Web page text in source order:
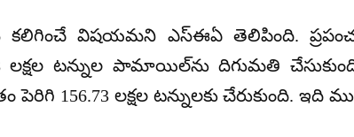
విషయమని ఎస్ఈఏ తెలిపింది.
టన్నుల పామాయిల్‌ను దిగుమతి
156.73 లక్షల టన్నులకు చేరుకుంది. ఇది